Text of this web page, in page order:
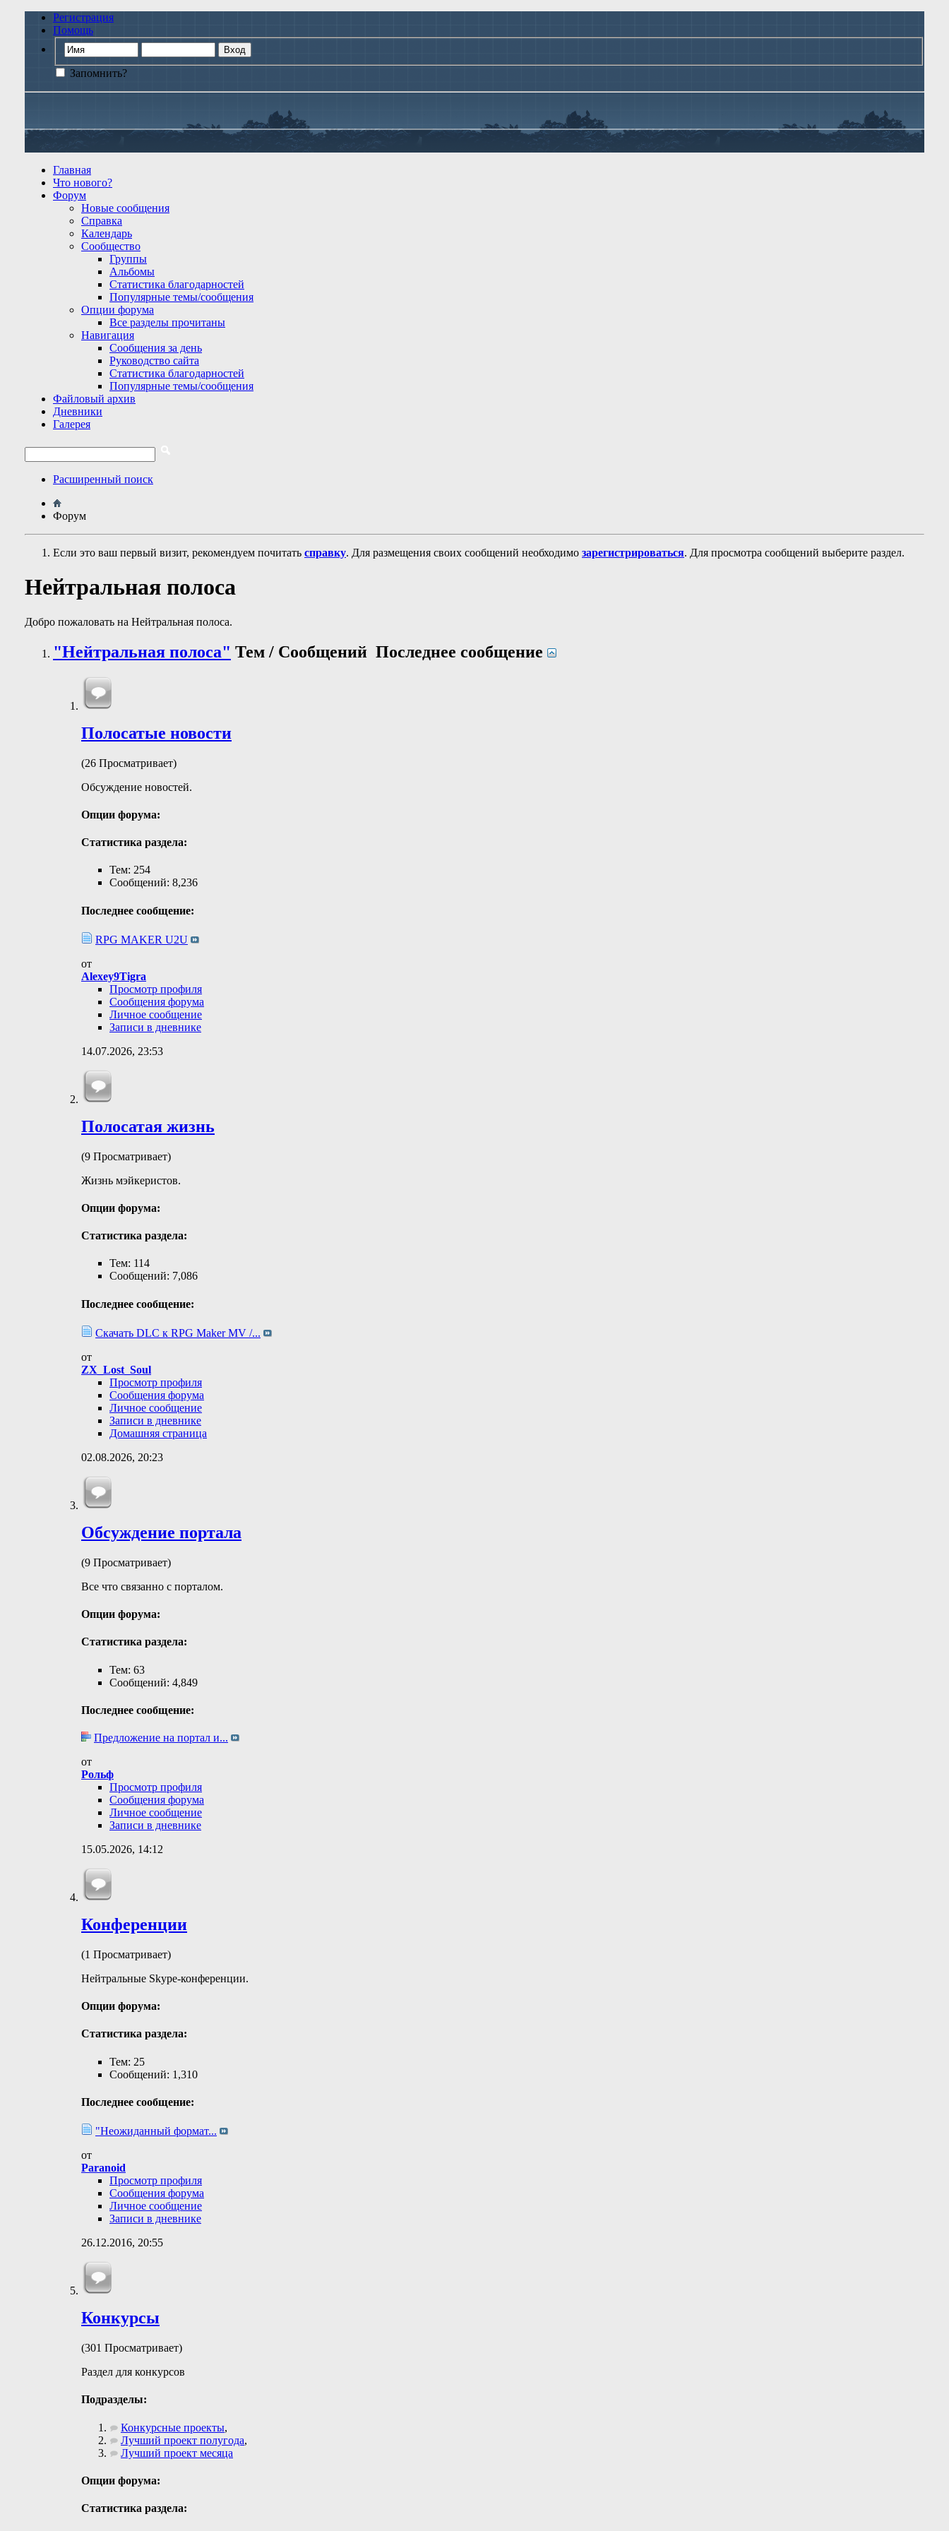
Регистрация
Помощь
Запомнить?
Главная
Что нового?
Форум
Новые сообщения
Справка
Календарь
Сообщество
Группы
Альбомы
Статистика благодарностей
Популярные темы/сообщения
Опции форума
Все разделы прочитаны
Навигация
Сообщения за день
Руководство сайта
Статистика благодарностей
Популярные темы/сообщения
Файловый архив
Дневники
Галерея
Расширенный поиск
Форум
Если это ваш первый визит, рекомендуем почитать справку. Для размещения своих сообщений необходимо зарегистрироваться. Для просмотра сообщений выберите раздел.
Нейтральная полоса
Добро пожаловать на Нейтральная полоса.
"Нейтральная полоса" Тем / Сообщений Последнее сообщение
Полосатые новости
(26 Просматривает)
Обсуждение новостей.
Опции форума:
Статистика раздела:
Тем: 254
Сообщений: 8,236
Последнее сообщение:
RPG MAKER U2U
от
Alexey9Tigra
Просмотр профиля
Сообщения форума
Личное сообщение
Записи в дневнике
14.07.2026, 23:53
Полосатая жизнь
(9 Просматривает)
Жизнь мэйкеристов.
Опции форума:
Статистика раздела:
Тем: 114
Сообщений: 7,086
Последнее сообщение:
Скачать DLC к RPG Maker MV /...
от
ZX_Lost_Soul
Просмотр профиля
Сообщения форума
Личное сообщение
Записи в дневнике
Домашняя страница
02.08.2026, 20:23
Обсуждение портала
(9 Просматривает)
Все что связанно с порталом.
Опции форума:
Статистика раздела:
Тем: 63
Сообщений: 4,849
Последнее сообщение:
Предложение на портал и...
от
Рольф
Просмотр профиля
Сообщения форума
Личное сообщение
Записи в дневнике
15.05.2026, 14:12
Конференции
(1 Просматривает)
Нейтральные Skype-конференции.
Опции форума:
Статистика раздела:
Тем: 25
Сообщений: 1,310
Последнее сообщение:
"Неожиданный формат...
от
Paranoid
Просмотр профиля
Сообщения форума
Личное сообщение
Записи в дневнике
26.12.2016, 20:55
Конкурсы
(301 Просматривает)
Раздел для конкурсов
Подразделы:
Конкурсные проекты,
Лучший проект полугода,
Лучший проект месяца
Опции форума:
Статистика раздела: